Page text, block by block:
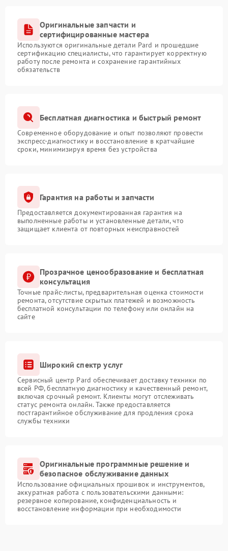
Оригинальные запчасти и
сертифицированные мастера
Используются оригинальные детали Pard и прошедшие
сертификацию специалисты, что гарантирует корректную
работу после ремонта и сохранение гарантийных
обязательств
Бесплатная диагностика и быстрый ремонт
Современное оборудование и опыт позволяют провести
экспресс-диагностику и восстановление в кратчайшие
сроки, минимизируя время без устройства
Гарантия на работы и запчасти
Предоставляется документированная гарантия на
выполненные работы и установленные детали, что
защищает клиента от повторных неисправностей
Прозрачное ценообразование и бесплатная
консультация
Точные прайс-листы, предварительная оценка стоимости
ремонта, отсутствие скрытых платежей и возможность
бесплатной консультации по телефону или онлайн на
сайте
Широкий спектр услуг
Сервисный центр Pard обеспечивает доставку техники по
всей РФ, бесплатную диагностику и качественный ремонт,
включая срочный ремонт. Клиенты могут отслеживать
статус ремонта онлайн. Также предоставляется
постгарантийное обслуживание для продления срока
службы техники
Оригинальные программные решение и
безопасное обслуживание данных
Использование официальных прошивок и инструментов,
аккуратная работа с пользовательскими данными:
резервное копирование, конфиденциальность и
восстановление информации при необходимости